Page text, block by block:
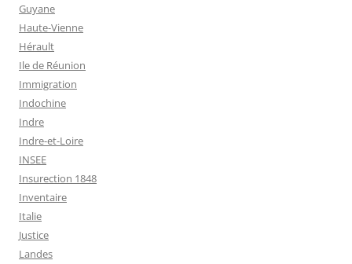
Guyane
Haute-Vienne
Hérault
Ile de Réunion
Immigration
Indochine
Indre
Indre-et-Loire
INSEE
Insurection 1848
Inventaire
Italie
Justice
Landes